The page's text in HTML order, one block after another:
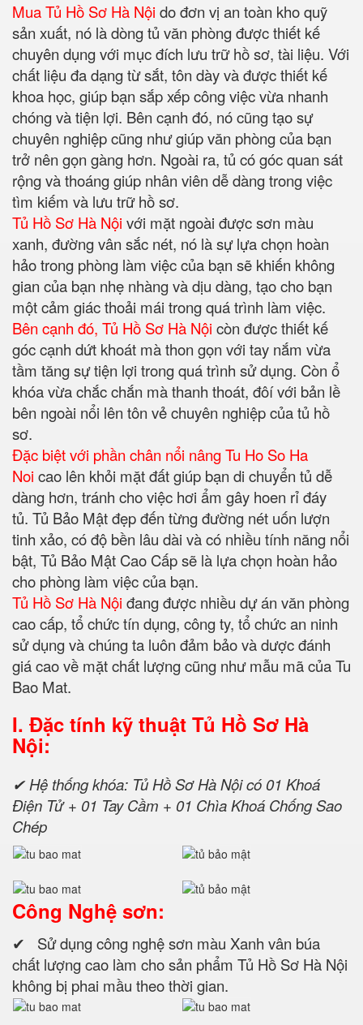
Mua Tủ Hồ Sơ Hà Nội do đơn vị an toàn kho quỹ
sản xuất, nó là dòng tủ văn phòng được thiết kế
chuyên dụng với mục đích lưu trữ hồ sơ, tài liệu. Với
chất liệu đa dạng từ sắt, tôn dày và được thiết kế
khoa học, giúp bạn sắp xếp công việc vừa nhanh
chóng và tiện lợi. Bên cạnh đó, nó cũng tạo sự
chuyên nghiệp cũng như giúp văn phòng của bạn
trở nên gọn gàng hơn. Ngoài ra, tủ có góc quan sát
rộng và thoáng giúp nhân viên dễ dàng trong việc
tìm kiếm và lưu trữ hồ sơ.
Tủ Hồ Sơ Hà Nội với mặt ngoài được sơn màu
xanh, đường vân sắc nét, nó là sự lựa chọn hoàn
hảo trong phòng làm việc của bạn sẽ khiến không
gian của bạn nhẹ nhàng và dịu dàng, tạo cho bạn
một cảm giác thoải mái trong quá trình làm việc.
Bên cạnh đó, Tủ Hồ Sơ Hà Nội còn được thiết kế
góc cạnh dứt khoát mà thon gọn với tay nắm vừa
tầm tăng sự tiện lợi trong quá trình sử dụng. Còn ổ
khóa vừa chắc chắn mà thanh thoát, đôí với bản lề
bên ngoài nổi lên tôn vẻ chuyên nghiệp của tủ hồ
sơ.
Đặc biệt với phần chân nổi nâng Tu Ho So Ha
Noi cao lên khỏi mặt đất giúp bạn di chuyển tủ dễ
dàng hơn, tránh cho việc hơi ẩm gây hoen rỉ đáy
tủ. Tủ Bảo Mật đẹp đến từng đường nét uốn lượn
tinh xảo, có độ bền lâu dài và có nhiều tính năng nổi
bật, Tủ Bảo Mật Cao Cấp sẽ là lựa chọn hoàn hảo
cho phòng làm việc của bạn.
Tủ Hồ Sơ Hà Nội đang được nhiều dự án văn phòng
cao cấp, tổ chức tín dụng, công ty, tổ chức an ninh
sử dụng và chúng ta luôn đảm bảo và dược đánh
giá cao về mặt chất lượng cũng như mẫu mã của Tu
Bao Mat.
I. Đặc tính kỹ thuật Tủ Hồ Sơ Hà
Nội:
✔ Hệ thống khóa: Tủ Hồ Sơ Hà Nội có 01 Khoá
Điện Tử + 01 Tay Cầm + 01 Chìa Khoá Chống Sao
Chép
Công Nghệ sơn:
✔ Sử dụng công nghệ sơn màu Xanh vân búa
chất lượng cao làm cho sản phẩm Tủ Hồ Sơ Hà Nội
không bị phai mầu theo thời gian.